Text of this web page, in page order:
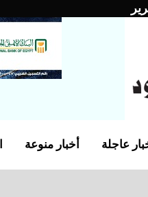
أخبار منوعة عاجلة